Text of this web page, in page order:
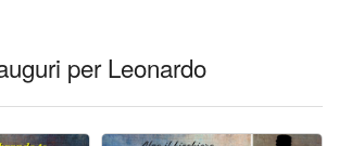
per Leonardo